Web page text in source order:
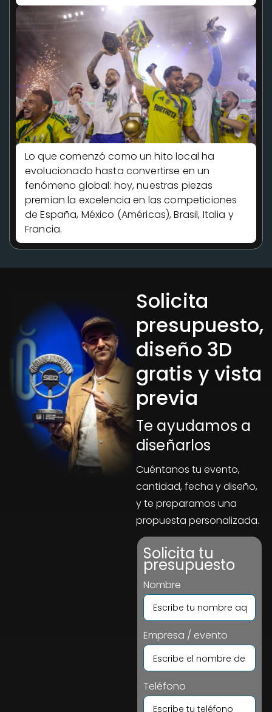
Lo que comenzó como un hito local ha
evolucionado hasta convertirse en un
fenómeno global: hoy, nuestras piezas
premian la excelencia en las competiciones
de España, México (Américas), Brasil, Italia y
Francia.
Solicita
presupuesto,
diseño 3D
gratis y vista
previa
Te ayudamos a
diseñarlos
Cuéntanos tu evento,
cantidad, fecha y diseño,
y te preparamos una
propuesta personalizada.
Solicita tu
presupuesto
Nombre
Empresa / evento
Teléfono